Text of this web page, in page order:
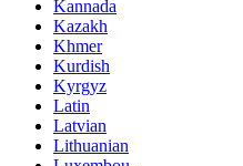
Kannada
Kazakh
Khmer
Kurdish
Kyrgyz
Latin
Latvian
Lithuanian